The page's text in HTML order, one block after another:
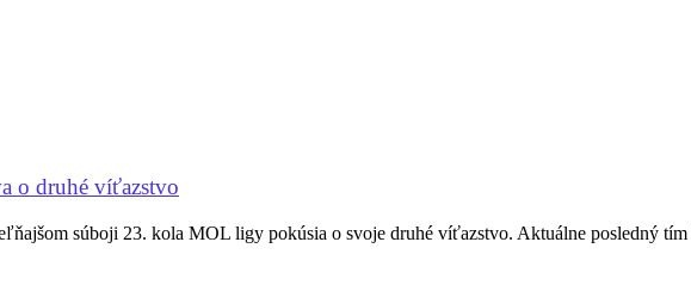
o druhé víťazstvo
súboji 23. kola MOL ligy pokúsia o svoje druhé víťazstvo. Aktuálne posledný